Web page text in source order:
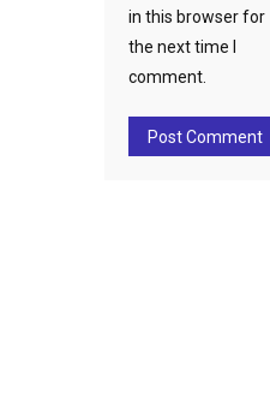
in this browser for
the next time I
comment.